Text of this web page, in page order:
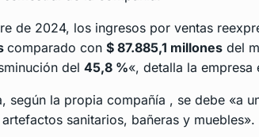
de 2024, los ingresos por ventas
comparado con $ 87.885,1 millones del
del 45,8 %«, detalla la empresa
según la propia compañía , se debe «a
sanitarios, bañeras y muebles».